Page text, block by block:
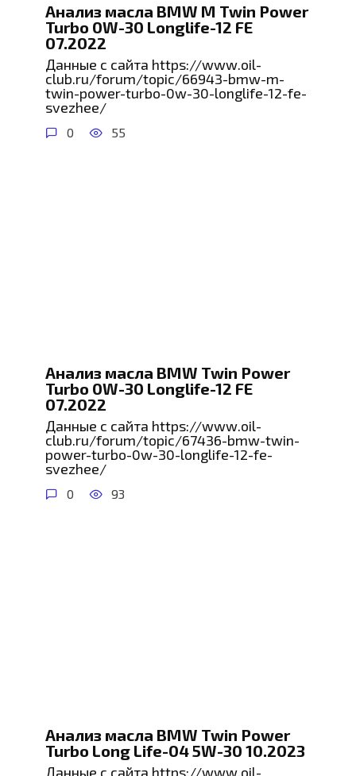
Анализ масла BMW M Twin Power
Turbo 0W-30 Longlife-12 FE
07.2022
Данные с сайта https://www.oil-
club.ru/forum/topic/66943-bmw-m-
twin-power-turbo-0w-30-longlife-12-fe-
svezhee/
0 55
Анализ масла BMW Twin Power
Turbo 0W-30 Longlife-12 FE
07.2022
Данные с сайта https://www.oil-
club.ru/forum/topic/67436-bmw-twin-
power-turbo-0w-30-longlife-12-fe-
svezhee/
0 93
Анализ масла BMW Twin Power
Turbo Long Life-04 5W-30 10.2023
Данные с сайта https://www.oil-